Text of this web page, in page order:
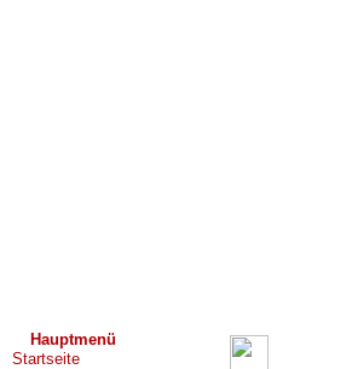
Hauptmenü
Startseite